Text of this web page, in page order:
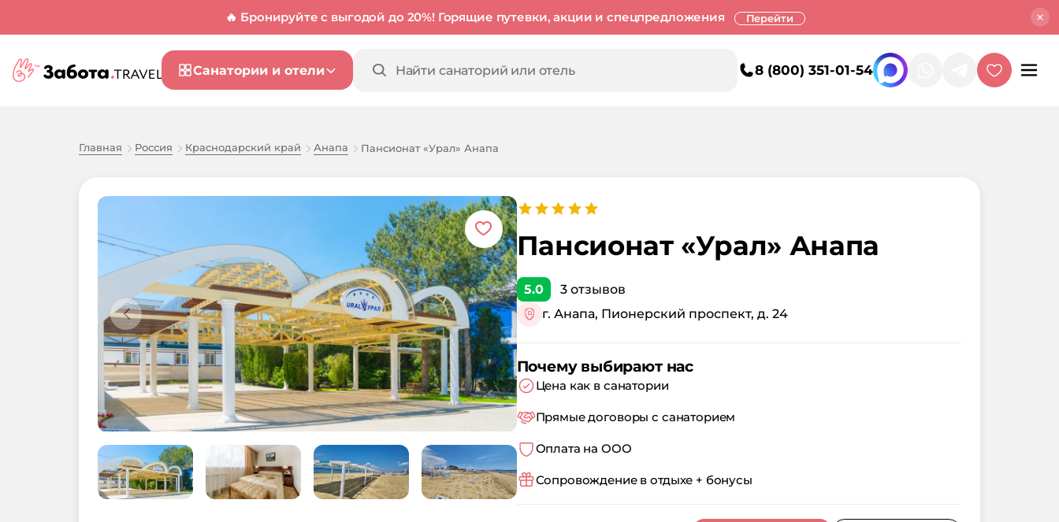
🔥 Бронируйте с выгодой до 20%! Горящие путевки, акции и спецпредложения Перейти
Санатории и отели 8 (800) 351-01-54
Главная Россия Краснодарский край Анапа Пансионат «Урал» Анапа
Пансионат «Урал» Анапа
5.0 3отзывов
г. Анапа, Пионерский проспект, д. 24
Почему выбирают нас
Цена как в санатории
Прямые договоры с санаторием
Оплата на ООО
Сопровождение в отдыхе + бонусы